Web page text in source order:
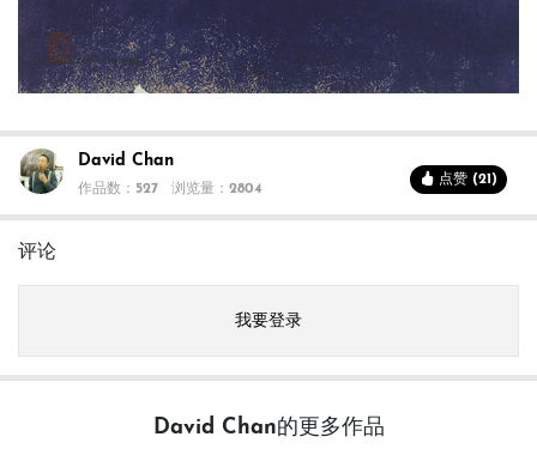
David Chan
作品数：527 浏览量：2804
点赞 (21)
评论
我要登录
David Chan的更多作品